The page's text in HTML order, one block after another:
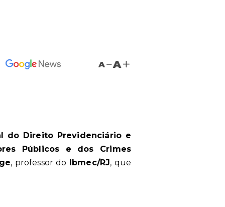
A A
do Direito Previdenciário e
Públicos e dos Crimes
, professor do Ibmec/RJ, que